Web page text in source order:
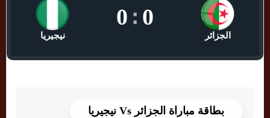
الجزائر
0
:
0
نيجيريا
بطاقة مباراة الجزائر Vs نيجيريا